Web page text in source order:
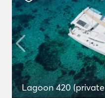
Lagoon 420